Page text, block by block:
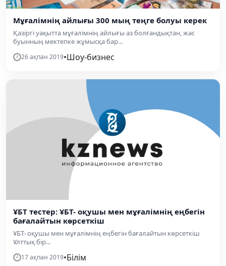
Мұғалімнің айлығы 300 мың теңге болуы керек
Қазіргі уақытта мұғалімнің айлығы аз болғандықтан, жас
буынның мектепке жұмысқа бар...
26 ақпан 2019•Шоу-бизнес
ҰБТ тестер: ҰБТ- оқушы мен мұғалімнің еңбегін
бағалайтын көрсеткіш
ҰБТ- оқушы мен мұғалімнің еңбегін бағалайтын көрсеткіш
Ұлттық бір...
17 ақпан 2019•Білім